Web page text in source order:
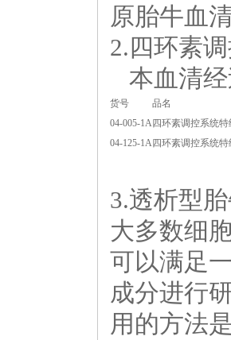
原胎牛血
2.四环素
本血清经
货号
品名
04-005-1A四环素调控系统
04-125-1A四环素调控系统
3.透析型
大多数细
可以满足
成分进行
用的方法